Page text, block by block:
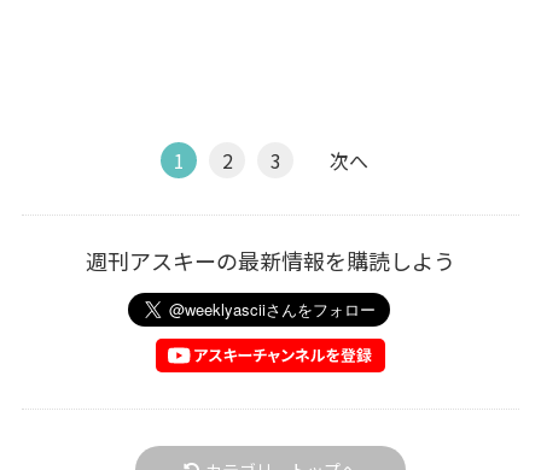
1 2 3 次へ
週刊アスキーの最新情報を購読しよう